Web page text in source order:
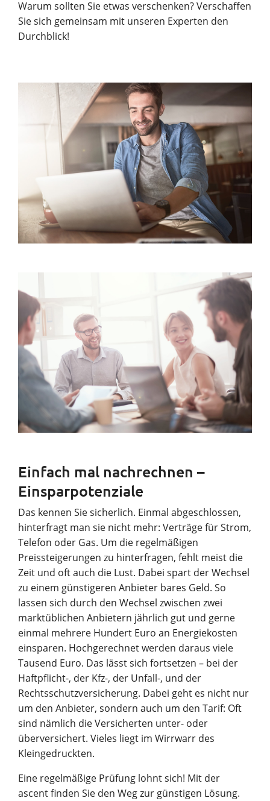
Warum sollten Sie etwas verschenken? Verschaffen
Sie sich gemeinsam mit unseren Experten den
Durchblick!
Einfach mal nachrechnen –
Einsparpotenziale
Das kennen Sie sicherlich. Einmal abgeschlossen,
hinterfragt man sie nicht mehr: Verträge für Strom,
Telefon oder Gas. Um die regelmäßigen
Preissteigerungen zu hinterfragen, fehlt meist die
Zeit und oft auch die Lust. Dabei spart der Wechsel
zu einem günstigeren Anbieter bares Geld. So
lassen sich durch den Wechsel zwischen zwei
marktüblichen Anbietern jährlich gut und gerne
einmal mehrere Hundert Euro an Energiekosten
einsparen. Hochgerechnet werden daraus viele
Tausend Euro. Das lässt sich fortsetzen – bei der
Haftpflicht-, der Kfz-, der Unfall-, und der
Rechtsschutzversicherung. Dabei geht es nicht nur
um den Anbieter, sondern auch um den Tarif: Oft
sind nämlich die Versicherten unter- oder
überversichert. Vieles liegt im Wirrwarr des
Kleingedruckten.
Eine regelmäßige Prüfung lohnt sich! Mit der
ascent finden Sie den Weg zur günstigen Lösung.